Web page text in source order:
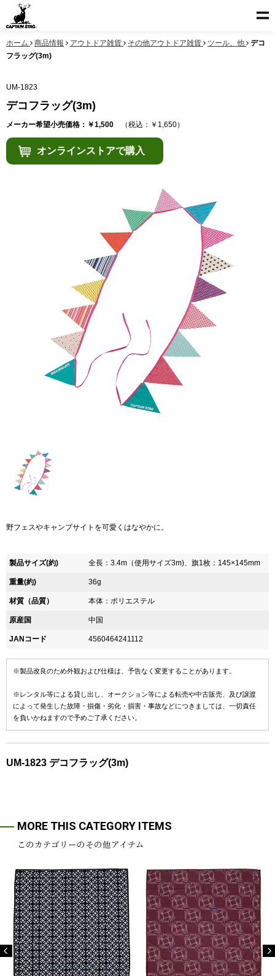
ホーム 商品情報 アウトドア雑貨 その他アウトドア雑貨 ツール、他
デコ
フラッグ(3m)
UM-1823
デコフラッグ(3m)
メーカー希望小売価格：￥1,500 （税込：￥1,650）
オンラインストアで購入
野フェスやキャンプサイトを可愛くはなやかに。
製品サイズ(約) 全長：3.4m（使用サイズ3m)、旗1枚：145×145mm
重量(約) 36g
材質（品質） 本体：ポリエステル
原産国 中国
JANコード 4560464241112
※製品改良のため外観および仕様は、予告なく変更することがあります。
※レンタル等による貸し出し、オークション等による転売や中古販売、及び譲渡
によって発生した故障・損傷・劣化・損害・事故などにつきましては、一切責任
を負いかねますので予めご了承ください。
UM-1823 デコフラッグ(3m)
MORE THIS CATEGORY ITEMS
このカテゴリーのその他アイテム